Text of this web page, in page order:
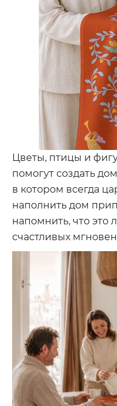
Цветы, птицы и
помогут создать
в котором всегда
наполнить дом
напомнить, что это
счастливых